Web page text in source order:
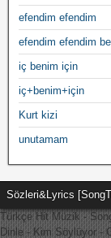
efendim efendim
efendim efendim
iç benim için
iç+benim+için
Kurt kizi
unutamam
Sözleri&Lyrics
Türkçe Hit Müzik -
Dinle - Kim Söylüyor -